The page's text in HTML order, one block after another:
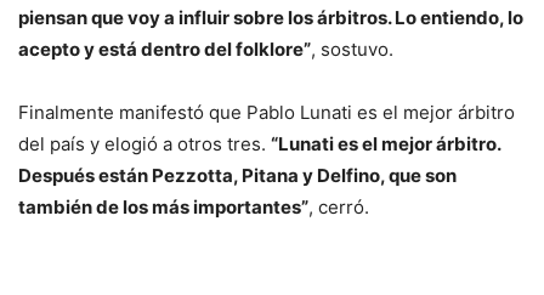
piensan que voy a influir sobre los árbitros. Lo entiendo, lo
acepto y está dentro del folklore”, sostuvo.
Finalmente manifestó que Pablo Lunati es el mejor árbitro
del país y elogió a otros tres. “Lunati es el mejor árbitro.
Después están Pezzotta, Pitana y Delfino, que son
también de los más importantes”, cerró.